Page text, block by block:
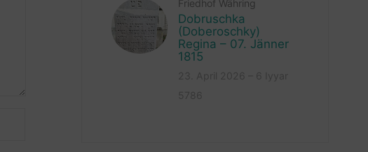
Friedhof Währing
Dobruschka
(Doberoschky)
Regina – 07. Jänner
1815